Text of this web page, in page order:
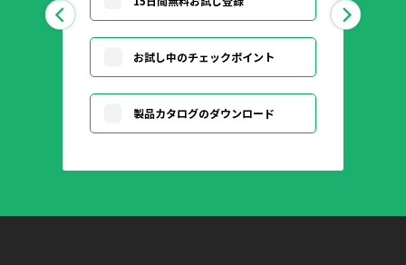
お試し中のチェックポイント
製品カタログのダウンロード